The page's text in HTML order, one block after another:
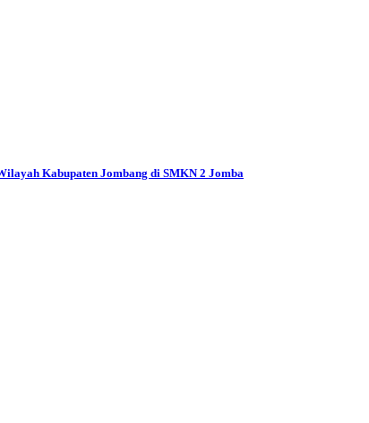
Kabupaten Jombang di SMKN 2 Jomba